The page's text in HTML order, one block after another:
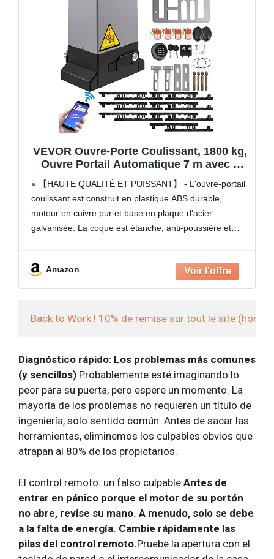
VEVOR Ouvre-Porte Coulissant, 1800 kg,
Ouvre Portail Automatique 7 m avec 4
Télécommandes et Contrôle APP, Moteur
de Portail Électrique pour Allée Roulante,
Kit Système Sécurité Opérateur de
Portail
【HAUTE QUALITÉ ET PUISSANT】 - L'ouvre-portail
coulissant est construit en plastique ABS durable,
moteur en cuivre pur et base en plaque d'acier
galvanisée. La coque est étanche, anti-poussière et
Amazon
Back to Work ! 10% de remise sur tout le site (hors
Diagnóstico rápido: Los problemas más comunes
(y sencillos) Probablemente esté imaginando lo
peor para su puerta, pero espere un momento. La
mayoría de los problemas no requieren un título de
ingeniería, solo sentido común. Antes de sacar las
herramientas, eliminemos los culpables obvios que
atrapan al 80% de los propietarios.
El control remoto: un falso culpable Antes de
entrar en pánico porque el motor de su portón
no abre, revise su mano. A menudo, solo se debe
a la falta de energía. Cambie rápidamente las
pilas del control remoto.Pruebe la apertura con el